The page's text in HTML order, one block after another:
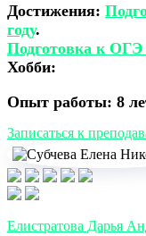
Достижения:
году.
Подготовка к ОГЭ
Хобби:
Опыт работы: 8
Записаться к
Елистратова Дарья